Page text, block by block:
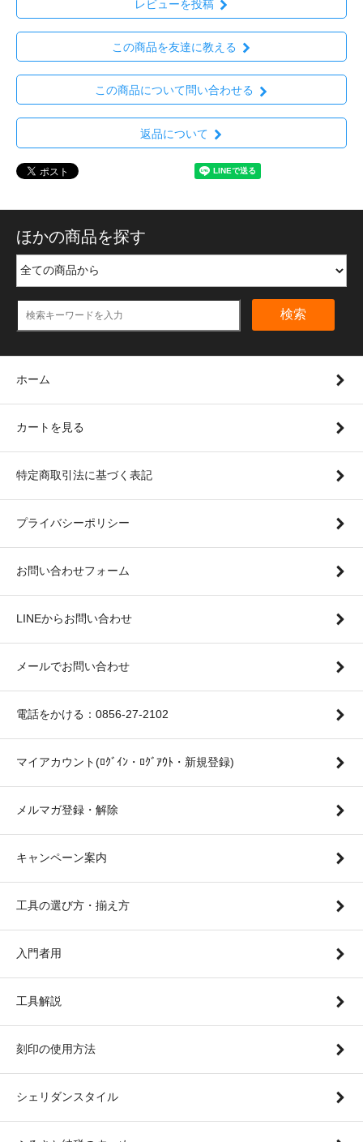
レビューを投稿
この商品を友達に教える
この商品について問い合わせる
返品について
ほかの商品を探す
検索
ホーム
カートを見る
特定商取引法に基づく表記
プライバシーポリシー
お問い合わせフォーム
LINEからお問い合わせ
メールでお問い合わせ
電話をかける：0856-27-2102
マイアカウント(ﾛｸﾞｲﾝ・ﾛｸﾞｱｳﾄ・新規登録)
メルマガ登録・解除
キャンペーン案内
工具の選び方・揃え方
入門者用
工具解説
刻印の使用方法
シェリダンスタイル